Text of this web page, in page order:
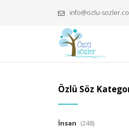
info@ozlu-
Özlü Söz
İnsan (248)